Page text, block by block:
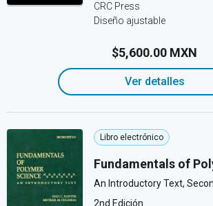
CRC Press
Diseño ajustable
$5,600.00 MXN
Ver detalles
Libro electrónico
Fundamentals of
An Introductory Text,
2nd Edición